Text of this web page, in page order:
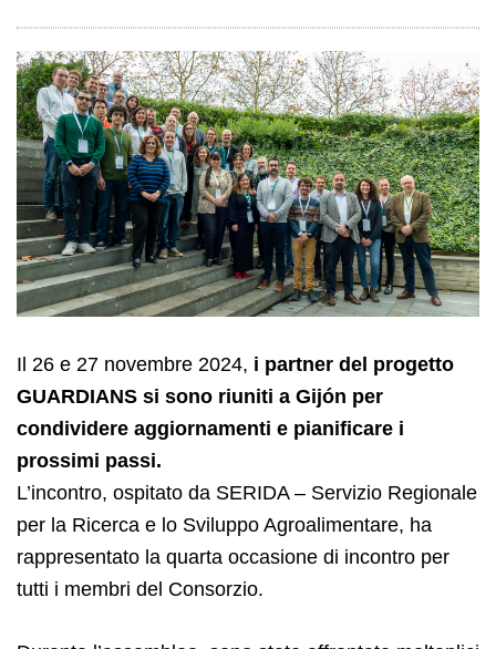
Il 26 e 27 novembre 2024, i partner del progetto
GUARDIANS si sono riuniti a Gijón per
condividere aggiornamenti e pianificare i
prossimi passi.
L’incontro, ospitato da SERIDA – Servizio Regionale
per la Ricerca e lo Sviluppo Agroalimentare, ha
rappresentato la quarta occasione di incontro per
tutti i membri del Consorzio.